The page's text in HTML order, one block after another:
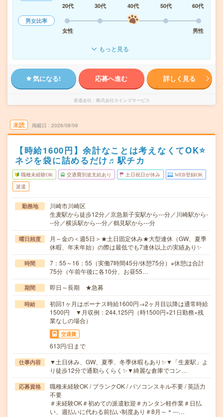
20代
30代 40代 50代
60代
男女比率
女性
男性
もっと見る
気になる! 応募へ進む 詳しく見る
派遣会社 株式会社カインズサービス
未読 掲載日 2026/08/06
【時給1600円】余計なことは考えなくてOK⭐
ネジを袋に詰めるだけ♬駅チカ
職種未経験OK 交通費別途支給あり 土日祝日が休み WEB登録OK
派遣
勤務地
川崎市川崎区
生麦駅から徒歩12分／京急新子安駅から---分／川崎駅から-
--分／横浜駅から---分／鶴見駅から---分
曜日頻度
月～金の＜週5日＞★土日固定休み★大型連休（GW、夏季
休暇、年末年始）の際は最低でも7連休以上の実績あり✨
時間
7：55～16：55（実働7時間45分/休憩75分）※休憩は合計
75分（午前午後に各10分、お昼55…
期間 即日～長期 ★急募
時給
初回1ヶ月はボーナス時給1600円→2ヶ月目以降は通常時給
1500円 ▼月収例：244,125円（時1500円×21日勤務×残
業なしの場合）
交通費
613円/日まで
仕事内容
▼土日休み、GW、夏季、冬季休暇もあり✨▼「生麦駅」よ
り徒歩12分で通勤らくらく✨▼綺麗な倉庫でコン…
応募資格
職種未経験OK / ブランクOK / パソコンスキル不要 / 英語力
不要
＃未経験OK＃初めての派遣歓迎＃カンタン軽作業＃日払
い、週払いに代わる前払い制度あり＃8月～＊‐‐‐…